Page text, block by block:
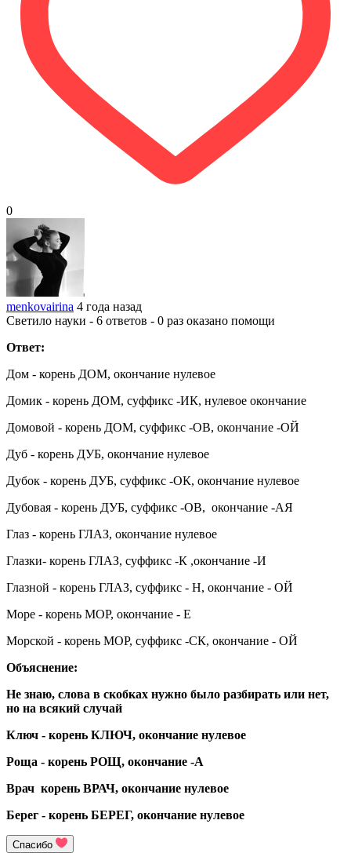
0
menkovairina 4 года назад
Светило науки - 6 ответов - 0 раз оказано помощи
Ответ:
Дом - корень ДОМ, окончание нулевое
Домик - корень ДОМ, суффикс -ИК, нулевое окончание
Домовой - корень ДОМ, суффикс -ОВ, окончание -ОЙ
Дуб - корень ДУБ, окончание нулевое
Дубок - корень ДУБ, суффикс -ОК, окончание нулевое
Дубовая - корень ДУБ, суффикс -ОВ, окончание -АЯ
Глаз - корень ГЛАЗ, окончание нулевое
Глазки- корень ГЛАЗ, суффикс -К ,окончание -И
Глазной - корень ГЛАЗ, суффикс - Н, окончание - ОЙ
Море - корень МОР, окончание - Е
Морской - корень МОР, суффикс -СК, окончание - ОЙ
Объяснение:
Не знаю, слова в скобках нужно было разбирать или нет,
но на всякий случай
Ключ - корень КЛЮЧ, окончание нулевое
Роща - корень РОЩ, окончание -А
Врач корень ВРАЧ, окончание нулевое
Берег - корень БЕРЕГ, окончание нулевое
Спасибо